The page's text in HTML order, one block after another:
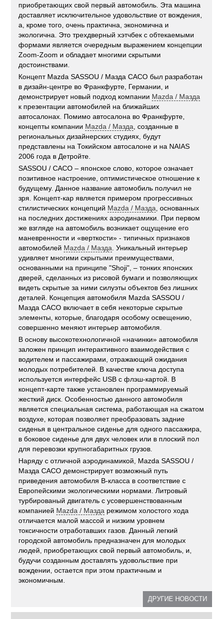
приобретающих свой первый автомобиль. Эта машина
доставляет исключительное удовольствие от вождения,
а, кроме того, очень практична, экономична и
экологична. Это трехдверный хэтчбек с обтекаемыми
формами является очередным выражением концепции
Zoom-Zoom и обладает многими скрытыми
достоинствами.
Концепт Mazda SASSOU / Мазда САСО был разработан
в дизайн-центре во Франкфурте, Германии, и
демонстрирует новый подход компании Mazda / Мазда
к презентации автомобилей на ближайших
автосалонах. Помимо автосалона во Франкфурте,
концепты компании Mazda / Мазда , созданные в
региональных дизайнерских студиях, будут
представлены на Токийском автосалоне и на NAIAS
2006 года в Детройте.
SASSOU / САСО – японское слово, которое означает
позитивное настроение, оптимистическое отношение к
будущему. Данное название автомобиль получил не
зря. Концепт-кар является примером прогрессивных
стилистических концепций Mazda / Мазда , основанных
на последних достижениях аэродинамики. При первом
же взгляде на автомобиль возникает ощущение его
маневренности и «верткости» - типичных признаков
автомобилей Mazda / Мазда . Уникальный интерьер
удивляет многими скрытыми преимуществами,
основанными на принципе "Shoji", – тонких японских
дверей, сделанных из рисовой бумаги и позволяющих
видеть скрытые за ними силуэты объектов без лишних
деталей. Концепция автомобиля Mazda SASSOU /
Мазда САСО включает в себя некоторые скрытые
элементы, которые, благодаря особому освещению,
совершенно меняют интерьер автомобиля.
В основу высокотехнологичной «начинки» автомобиля
заложен принцип интерактивного взаимодействия с
водителем и пассажирами, отражающий ожидания
молодых потребителей. В качестве ключа доступа
используется интерфейс USB с флэш-картой. В
концепт-карте также установлен программируемый
жесткий диск. Особенностью данного автомобиля
является специальная система, работающая на сжатом
воздухе, которая позволяет преобразовать задние
сиденья в центральное сиденье для одного пассажира,
в боковое сиденье для двух человек или в плоский пол
для перевозки крупногабаритных грузов.
Наряду с отличной аэродинамикой, Mazda SASSOU /
Мазда САСО демонстрирует возможный путь
приведения автомобиля В-класса в соответствие с
Европейскими экологическими нормами. Литровый
турбированый двигатель с усовершенствованным
компанией Mazda / Мазда режимом холостого хода
отличается малой массой и низким уровнем
токсичности отработавших газов. Данный легкий
городской автомобиль предназначен для молодых
людей, приобретающих свой первый автомобиль, и,
будучи созданным доставлять удовольствие при
вождении, остается при этом практичным и
экономичным.
ДРУГИЕ НОВОСТИ